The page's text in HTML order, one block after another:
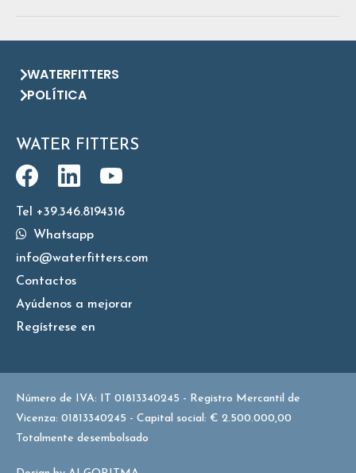
WATERFITTERS
POLÍTICA
WATER FITTERS
Tel +39.346.8194316
Whatsapp
info@waterfitters.com
Contactos
Ayúdenos a mejorar
Regístrese en
Número de IVA: IT 01813340245 - Registro Mercantil de
Vicenza: 01813340245 - Capital social: € 2.500.000,00
Totalmente desembolsado